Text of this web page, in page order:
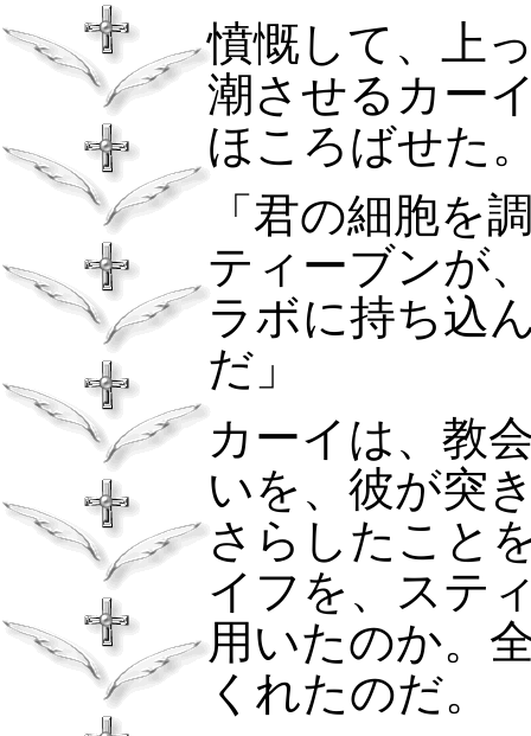
憤慨して、上
潮させるカー
ほころばせた
「君の細胞を
ティーブンが
ラボに持ち込
だ」
カーイは、教
いを、彼が突
さらしたこと
イフを、ステ
用いたのか。
くれたのだ。